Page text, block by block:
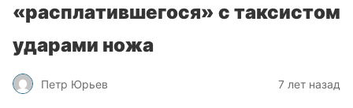
«расплатившегося» с таксистом
ударами ножа
Петр Юрьев 7 лет назад